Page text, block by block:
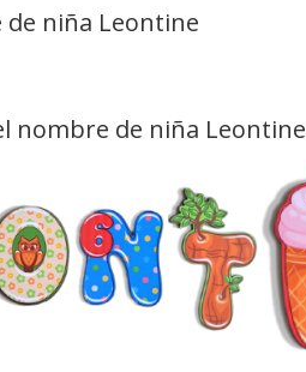
niña Leontine
nombre de niña Leontine